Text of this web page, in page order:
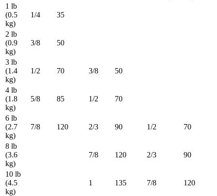
1 lb
(0.5
kg)
1/4 35
2 lb
(0.9
kg)
3/8 50
3 lb
(1.4
kg)
1/2 70 3/8 50
4 lb
(1.8
kg)
5/8 85 1/2 70
6 lb
(2.7
kg)
7/8 120 2/3 90 1/2 70
8 lb
(3.6
kg)
7/8 120 2/3 90
10 lb
(4.5
kg)
1 135 7/8 120